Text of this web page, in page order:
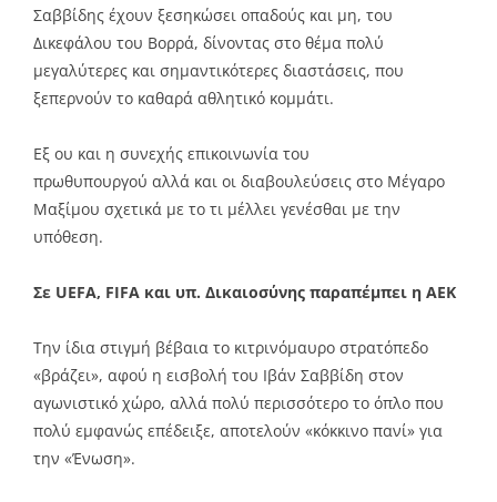
Σαββίδης έχουν ξεσηκώσει οπαδούς και μη, του
Δικεφάλου του Βορρά, δίνοντας στο θέμα πολύ
μεγαλύτερες και σημαντικότερες διαστάσεις, που
ξεπερνούν το καθαρά αθλητικό κομμάτι.
Εξ ου και η συνεχής επικοινωνία του
πρωθυπουργού αλλά και οι διαβουλεύσεις στο Μέγαρο
Μαξίμου σχετικά με το τι μέλλει γενέσθαι με την
υπόθεση.
Σε UEFA, FIFA και υπ. Δικαιοσύνης παραπέμπει η ΑΕΚ
Την ίδια στιγμή βέβαια το κιτρινόμαυρο στρατόπεδο
«βράζει», αφού η εισβολή του Ιβάν Σαββίδη στον
αγωνιστικό χώρο, αλλά πολύ περισσότερο το όπλο που
πολύ εμφανώς επέδειξε, αποτελούν «κόκκινο πανί» για
την «Ένωση».